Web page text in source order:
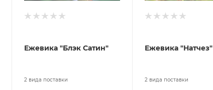
Ежевика "Блэк Сатин"
2 вида поставки
Ежевика "Натчез"
2 вида поставки